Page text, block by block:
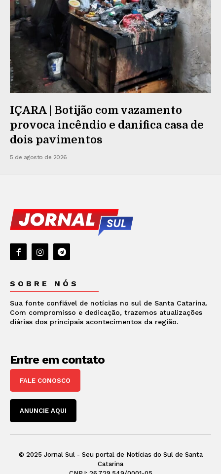
IÇARA | Botijão com vazamento
provoca incêndio e danifica casa de
dois pavimentos
5 de agosto de 2026
SOBRE NÓS
Sua fonte confiável de notícias no sul de Santa Catarina.
Com compromisso e dedicação, trazemos atualizações
diárias dos principais acontecimentos da região.
Entre em contato
FALE CONOSCO
ANUNCIE AQUI
© 2025 Jornal Sul - Seu portal de Notícias do Sul de Santa
Catarina